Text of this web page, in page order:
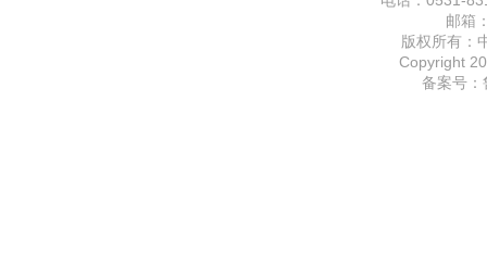
邮箱
版权所有：
Copyright
备案号